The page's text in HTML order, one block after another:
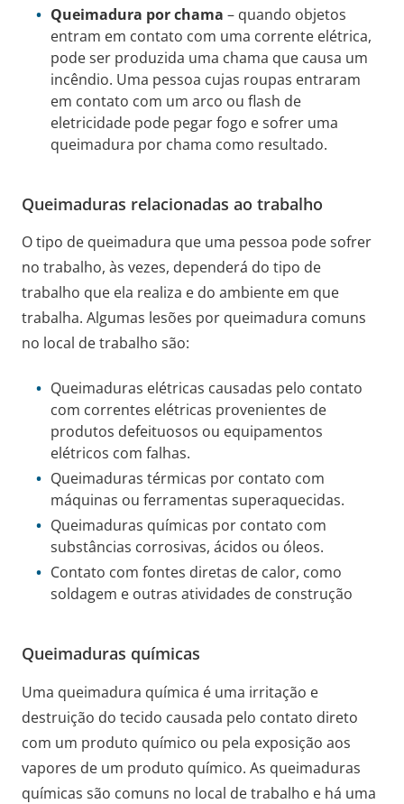
Queimadura por chama – quando objetos
entram em contato com uma corrente elétrica,
pode ser produzida uma chama que causa um
incêndio. Uma pessoa cujas roupas entraram
em contato com um arco ou flash de
eletricidade pode pegar fogo e sofrer uma
queimadura por chama como resultado.
Queimaduras relacionadas ao trabalho
O tipo de queimadura que uma pessoa pode sofrer
no trabalho, às vezes, dependerá do tipo de
trabalho que ela realiza e do ambiente em que
trabalha. Algumas lesões por queimadura comuns
no local de trabalho são:
Queimaduras elétricas causadas pelo contato
com correntes elétricas provenientes de
produtos defeituosos ou equipamentos
elétricos com falhas.
Queimaduras térmicas por contato com
máquinas ou ferramentas superaquecidas.
Queimaduras químicas por contato com
substâncias corrosivas, ácidos ou óleos.
Contato com fontes diretas de calor, como
soldagem e outras atividades de construção
Queimaduras químicas
Uma queimadura química é uma irritação e
destruição do tecido causada pelo contato direto
com um produto químico ou pela exposição aos
vapores de um produto químico. As queimaduras
químicas são comuns no local de trabalho e há uma